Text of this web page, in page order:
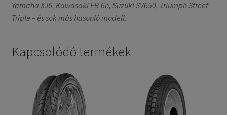
Yamaha XJ6, Kawasaki ER-6n, Suzuki SV650, Triumph Street
Triple – és sok más hasonló modell.
Kapcsolódó termékek